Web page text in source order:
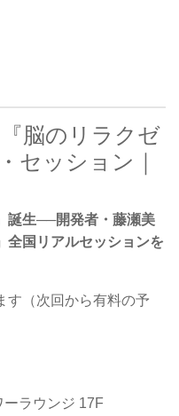
脳のリラクゼ
セッション｜
誕生──開発者・藤瀬美
全国リアルセッションを
す（次回から有料の予
ラウンジ 17F